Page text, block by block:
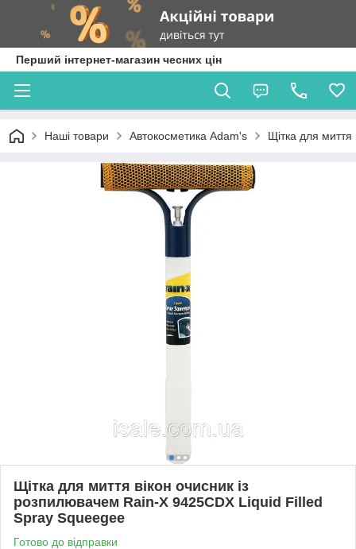
Перший інтернет-магазин чесних цін
Наші товари Автокосметика Adam's Щітка для
Щітка для миття вікон очисник із
розпилювачем Rain-X 9425CDX Liquid Filled
Spray Squeegee
Готово до відправки